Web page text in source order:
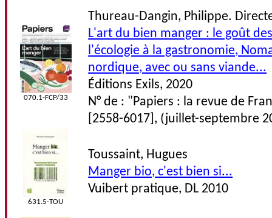
070.1-FCP/33
Thureau-Dangin, Philippe.
L'art du bien manger : le goût
l'écologie à la gastronomie,
nordique, avec ou sans viande...
Éditions Exils, 2020
N° de : "Papiers : la revue de
[2558-6017], (juillet-septembre
631.5-TOU
Toussaint, Hugues
Manger bio, c'est bien si...
Vuibert pratique, DL 2010